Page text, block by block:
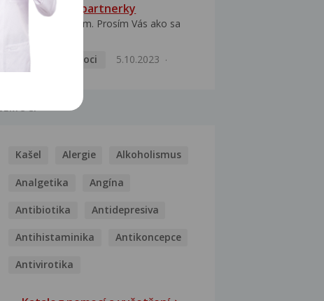
HPV typ 52 u partnerky
Dobrý deň prajem. Prosím Vás ako sa
Pohlavní nemoci
5.10.2023
Kašel Alergie Alkoholismus
Analgetika Angína
Antibiotika Antidepresiva
Antihistaminika Antikoncepce
Antivirotika